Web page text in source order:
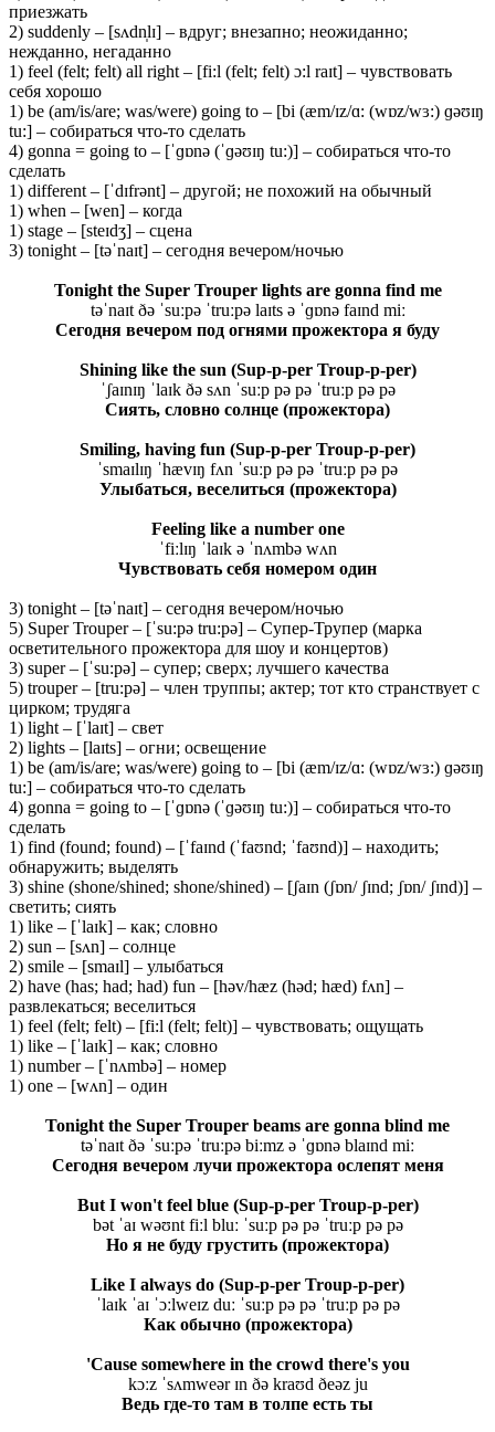
приезжать
2) suddenly – [sʌdn̩lɪ] – вдруг; внезапно; неожиданно;
нежданно, негаданно
1) feel (felt; felt) all right – [fi:l (felt; felt) ɔ:l raɪt] – чувствовать
себя хорошо
1) be (am/is/are; was/were) going to – [bi (æm/ɪz/ɑ: (wɒz/wɜ:) ɡəʊɪŋ
tu:] – собираться что-то сделать
4) gonna = going to – [ˈɡɒnə (ˈɡəʊɪŋ tu:)] – собираться что-то
сделать
1) different – [ˈdɪfrənt] – другой; не похожий на обычный
1) when – [wen] – когда
1) stage – [steɪdʒ] – сцена
3) tonight – [təˈnaɪt] – сегодня вечером/ночью
Tonight the Super Trouper lights are gonna find me
təˈnaɪt ðə ˈsuːpə ˈtruːpə laɪts ə ˈɡɒnə faɪnd miː
Сегодня вечером под огнями прожектора я буду
Shining like the sun (Sup-p-per Troup-p-per)
ˈʃaɪnɪŋ ˈlaɪk ðə sʌn ˈsuːp pə pə ˈtruːp pə pə
Сиять, словно солнце (прожектора)
Smiling, having fun (Sup-p-per Troup-p-per)
ˈsmaɪlɪŋ ˈhævɪŋ fʌn ˈsuːp pə pə ˈtruːp pə pə
Улыбаться, веселиться (прожектора)
Feeling like a number one
ˈfiːlɪŋ ˈlaɪk ə ˈnʌmbə wʌn
Чувствовать себя номером один
3) tonight – [təˈnaɪt] – сегодня вечером/ночью
5) Super Trouper – [ˈsu:pə tru:pə] – Супер-Трупер (марка
осветительного прожектора для шоу и концертов)
3) super – [ˈsu:pə] – супер; сверх; лучшего качества
5) trouper – [tru:pə] – член труппы; актер; тот кто странствует с
цирком; трудяга
1) light – [ˈlaɪt] – свет
2) lights – [laɪts] – огни; освещение
1) be (am/is/are; was/were) going to – [bi (æm/ɪz/ɑ: (wɒz/wɜ:) ɡəʊɪŋ
tu:] – собираться что-то сделать
4) gonna = going to – [ˈɡɒnə (ˈɡəʊɪŋ tu:)] – собираться что-то
сделать
1) find (found; found) – [ˈfaɪnd (ˈfaʊnd; ˈfaʊnd)] – находить;
обнаружить; выделять
3) shine (shone/shined; shone/shined) – [ʃaɪn (ʃɒn/ ʃɪnd; ʃɒn/ ʃɪnd)] –
светить; сиять
1) like – [ˈlaɪk] – как; словно
2) sun – [sʌn] – солнце
2) smile – [smaɪl] – улыбаться
2) have (has; had; had) fun – [həv/hæz (həd; hæd) fʌn] –
развлекаться; веселиться
1) feel (felt; felt) – [fi:l (felt; felt)] – чувствовать; ощущать
1) like – [ˈlaɪk] – как; словно
1) number – [ˈnʌmbə] – номер
1) one – [wʌn] – один
Tonight the Super Trouper beams are gonna blind me
təˈnaɪt ðə ˈsuːpə ˈtruːpə biːmz ə ˈɡɒnə blaɪnd miː
Сегодня вечером лучи прожектора ослепят меня
But I won't feel blue (Sup-p-per Troup-p-per)
bət ˈaɪ wəʊnt fiːl bluː ˈsuːp pə pə ˈtruːp pə pə
Но я не буду грустить (прожектора)
Like I always do (Sup-p-per Troup-p-per)
ˈlaɪk ˈaɪ ˈɔːlweɪz duː ˈsuːp pə pə ˈtruːp pə pə
Как обычно (прожектора)
'Cause somewhere in the crowd there's you
kɔːz ˈsʌmweər ɪn ðə kraʊd ðeəz ju
Ведь где-то там в толпе есть ты